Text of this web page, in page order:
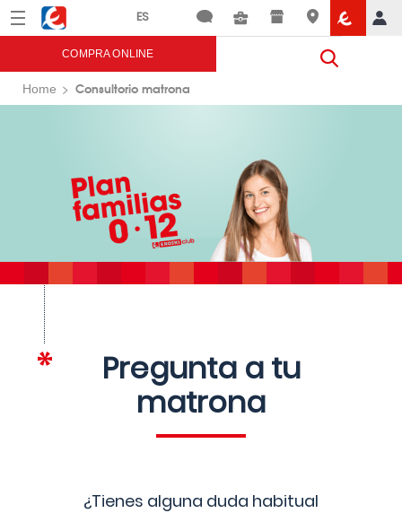
Menú Eroski
COMPRA ONLINE
Home Consultorio matrona
Pregunta a tu
matrona
¿Tienes alguna duda habitual